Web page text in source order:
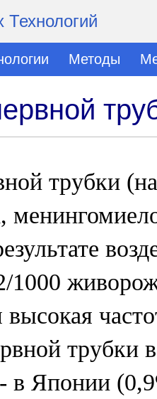
Технологий
Методы
трубки
1000
трубки
в Японии